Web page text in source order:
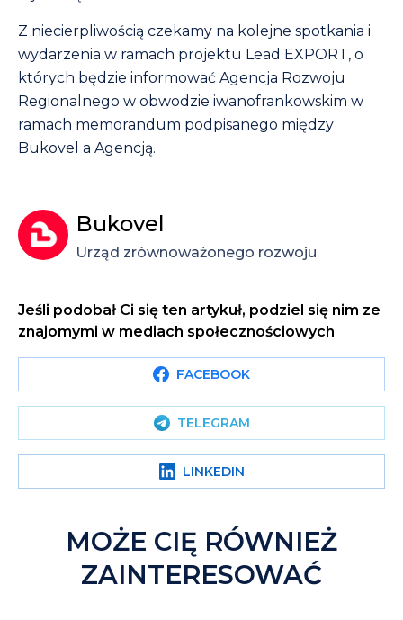
Z niecierpliwością czekamy na kolejne spotkania i
wydarzenia w ramach projektu Lead EXPORT, o
których będzie informować Agencja Rozwoju
Regionalnego w obwodzie iwanofrankowskim w
ramach memorandum podpisanego między
Bukovel a Agencją.
Bukovel
Urząd zrównoważonego rozwoju
Jeśli podobał Ci się ten artykuł, podziel się nim ze
znajomymi w mediach społecznościowych
FACEBOOK
TELEGRAM
LINKEDIN
MOŻE CIĘ RÓWNIEŻ
ZAINTERESOWAĆ